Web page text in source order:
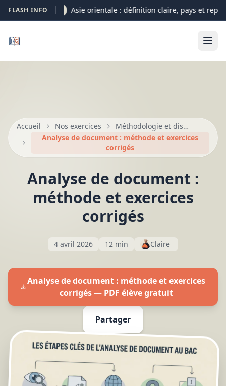
FLASH INFO05-08 Asie orientale : définition claire, pays et
Accueil Nos exercices
Méthodologie et dissertation au bac
Analyse de document : méthode et exercices
corrigés
Analyse de document :
méthode et exercices
corrigés
4 avril 2026 12 min Claire
Analyse de document : méthode et exercices
corrigés — PDF élève gratuit
Partager